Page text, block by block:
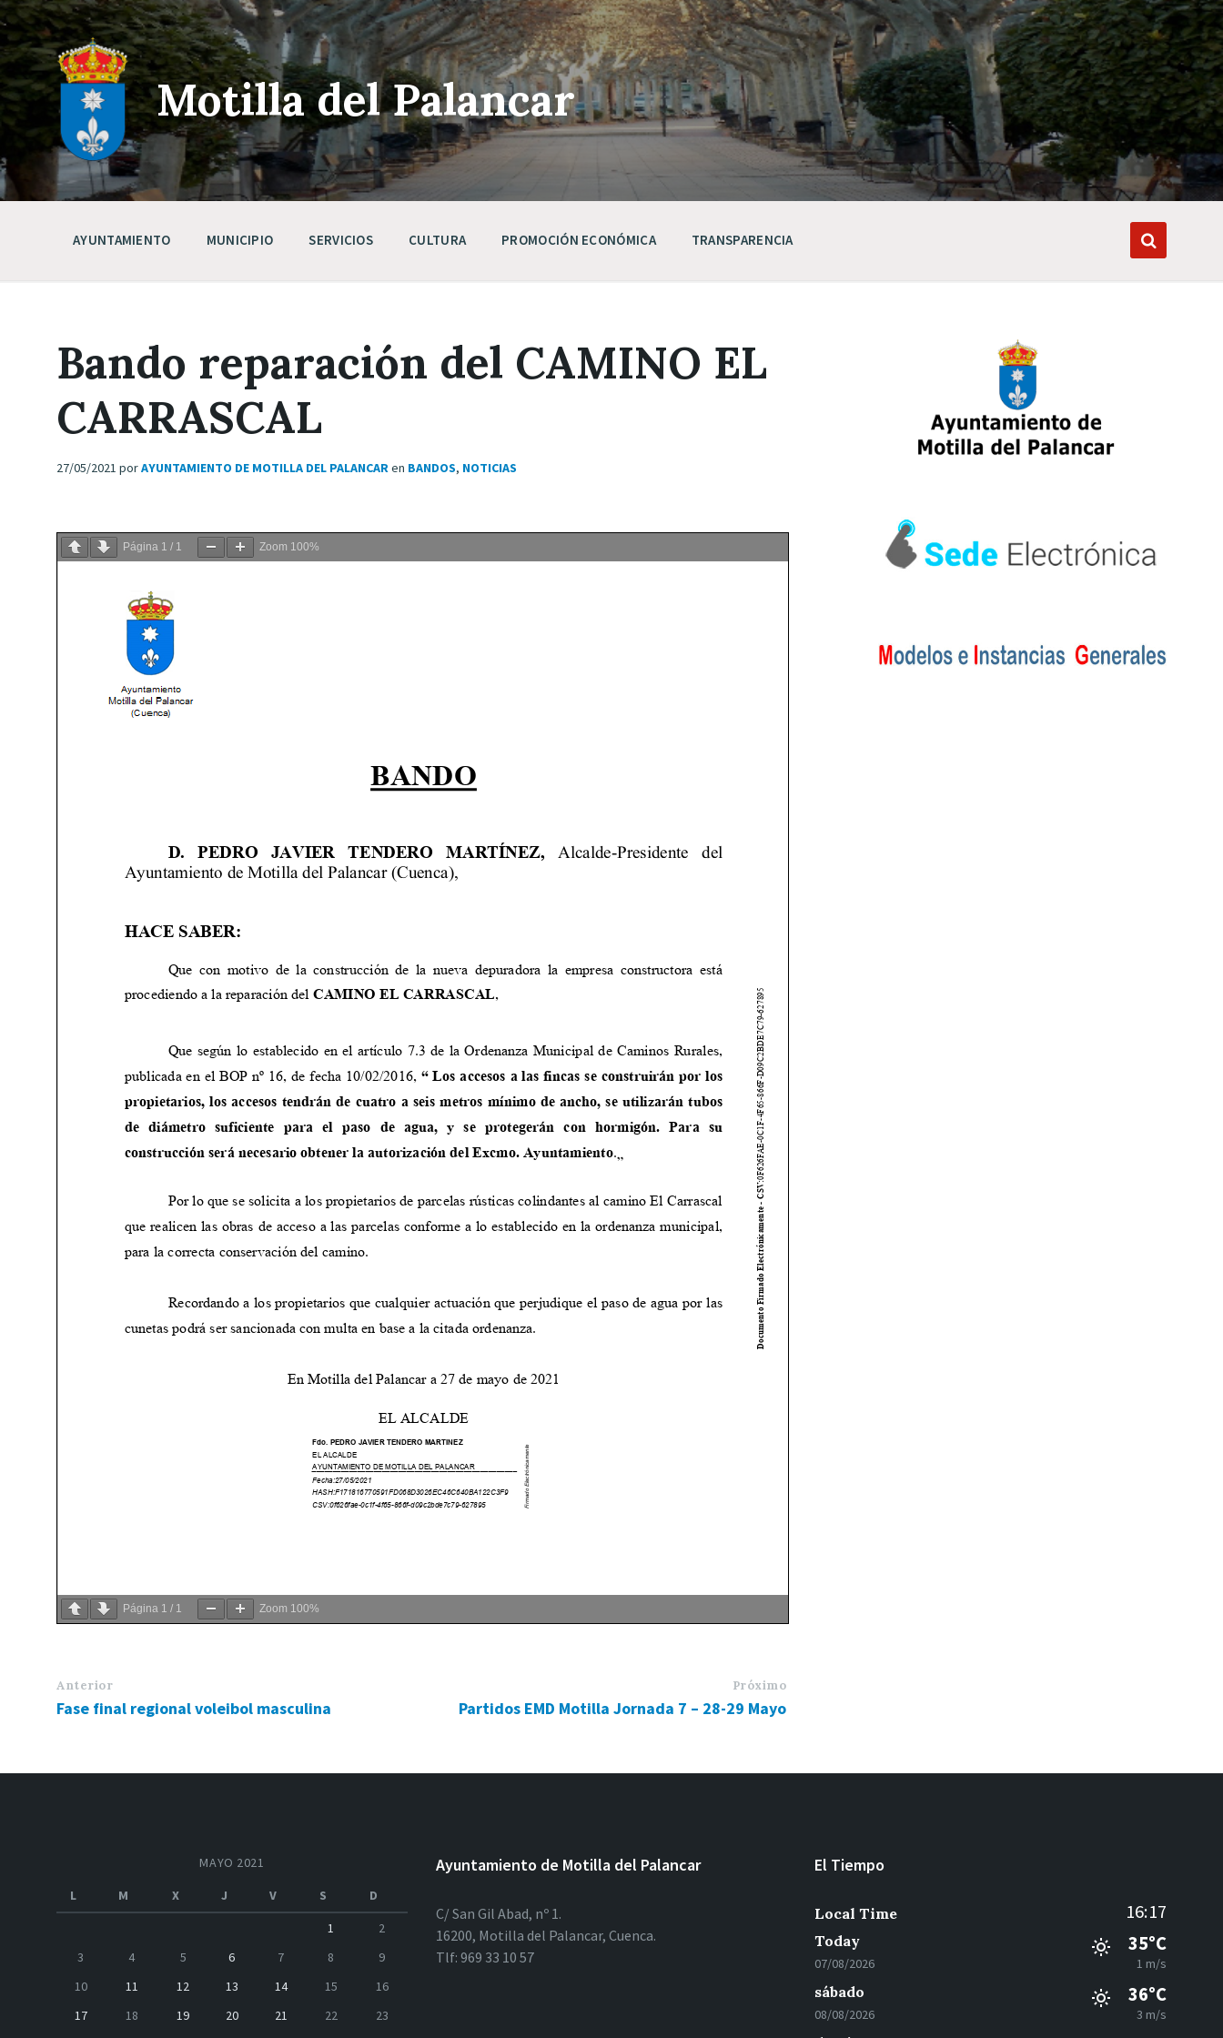
Skip
to
content
Saltar
a
la
navegación
principal
Saltar
a
pie
de
página
Motilla del Palancar
AYUNTAMIENTO MUNICIPIO SERVICIOS CULTURA PROMOCIÓN ECONÓMICA TRANSPARENCIA
Bando reparación del CAMINO EL
CARRASCAL
27/05/2021 porAYUNTAMIENTO DE MOTILLA DEL PALANCARen BANDOS, NOTICIAS
Página 1 / 1 Zoom 100%
Página 1 / 1 Zoom 100%
Anterior
Fase final regional voleibol masculina
Próximo
Partidos EMD Motilla Jornada 7 – 28-29 Mayo
MAYO 2021
L
M X J V S
D
1
2
3
4 5 6 7 8
9
10
11 12 13 14 15
16
17
18 19 20 21 22
23
Ayuntamiento de Motilla del Palancar
C/ San Gil Abad, nº 1.
16200, Motilla del Palancar, Cuenca.
Tlf: 969 33 10 57
El Tiempo
Local Time 16:17
Today
07/08/2026
35°C
1 m/s
sábado
08/08/2026
36°C
3 m/s